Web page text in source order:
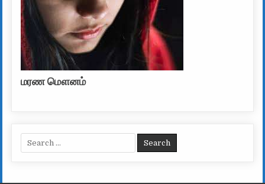
மரண மௌனம்
Search for: